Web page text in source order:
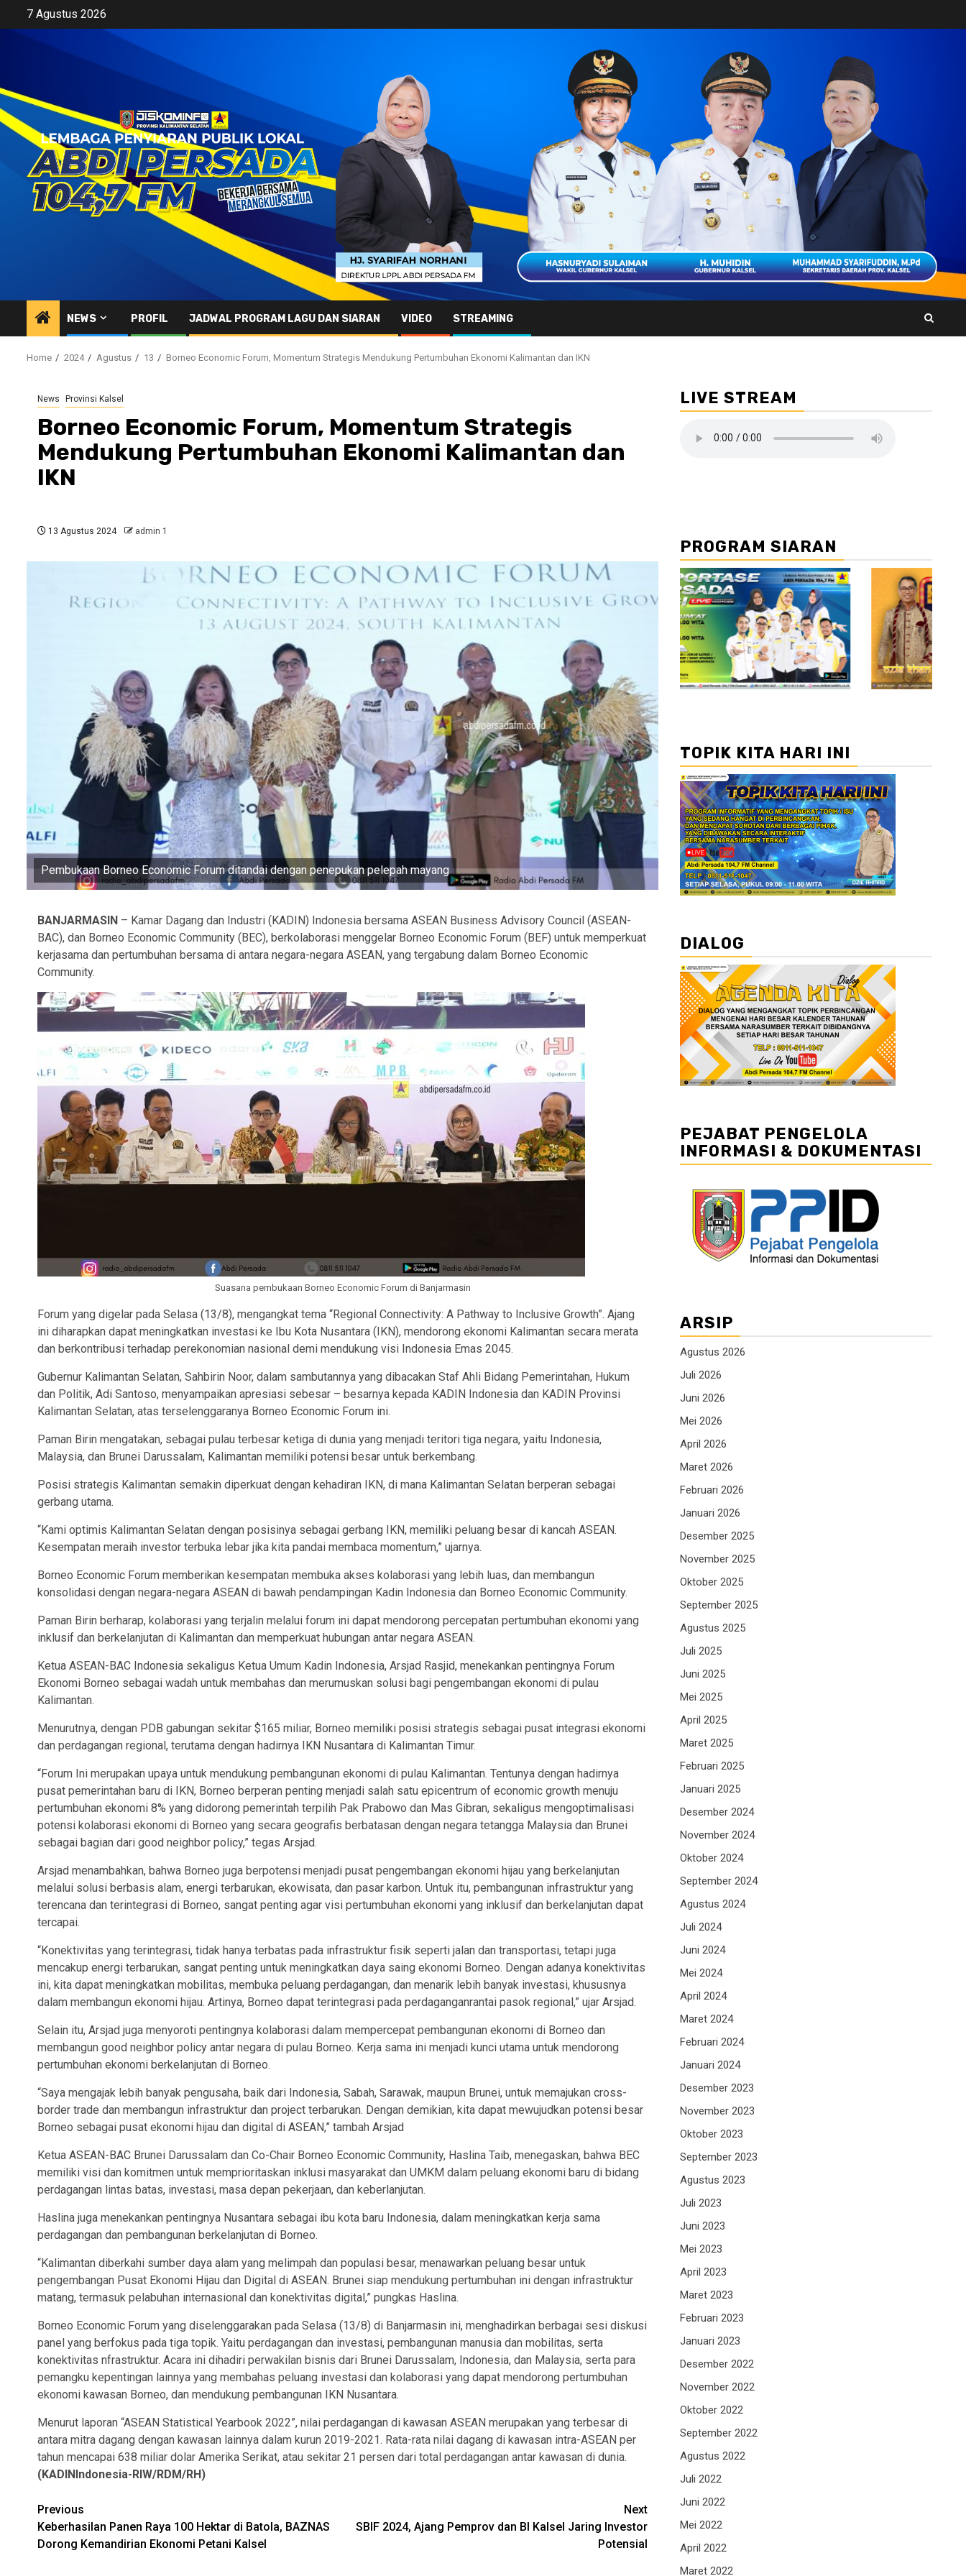
content
7 Agustus 2026
NEWS PROFIL JADWAL PROGRAM LAGU DAN SIARAN VIDEO STREAMING
Home 2024 Agustus 13 Borneo Economic Forum, Momentum Strategis Mendukung Pertumbuhan Ekonomi Kalimantan dan IKN
News Provinsi Kalsel
Borneo Economic Forum, Momentum Strategis
Mendukung Pertumbuhan Ekonomi Kalimantan dan
IKN
13 Agustus 2024 admin 1
Pembukaan Borneo Economic Forum ditandai dengan penepukan pelepah mayang
BANJARMASIN – Kamar Dagang dan Industri (KADIN) Indonesia bersama ASEAN Business Advisory Council (ASEAN-
BAC), dan Borneo Economic Community (BEC), berkolaborasi menggelar Borneo Economic Forum (BEF) untuk memperkuat
kerjasama dan pertumbuhan bersama di antara negara-negara ASEAN, yang tergabung dalam Borneo Economic
Community.
Suasana pembukaan Borneo Economic Forum di Banjarmasin
Forum yang digelar pada Selasa (13/8), mengangkat tema “Regional Connectivity: A Pathway to Inclusive Growth”. Ajang
ini diharapkan dapat meningkatkan investasi ke Ibu Kota Nusantara (IKN), mendorong ekonomi Kalimantan secara merata
dan berkontribusi terhadap perekonomian nasional demi mendukung visi Indonesia Emas 2045.
Gubernur Kalimantan Selatan, Sahbirin Noor, dalam sambutannya yang dibacakan Staf Ahli Bidang Pemerintahan, Hukum
dan Politik, Adi Santoso, menyampaikan apresiasi sebesar – besarnya kepada KADIN Indonesia dan KADIN Provinsi
Kalimantan Selatan, atas terselenggaranya Borneo Economic Forum ini.
Paman Birin mengatakan, sebagai pulau terbesar ketiga di dunia yang menjadi teritori tiga negara, yaitu Indonesia,
Malaysia, dan Brunei Darussalam, Kalimantan memiliki potensi besar untuk berkembang.
Posisi strategis Kalimantan semakin diperkuat dengan kehadiran IKN, di mana Kalimantan Selatan berperan sebagai
gerbang utama.
“Kami optimis Kalimantan Selatan dengan posisinya sebagai gerbang IKN, memiliki peluang besar di kancah ASEAN.
Kesempatan meraih investor terbuka lebar jika kita pandai membaca momentum,” ujarnya.
Borneo Economic Forum memberikan kesempatan membuka akses kolaborasi yang lebih luas, dan membangun
konsolidasi dengan negara-negara ASEAN di bawah pendampingan Kadin Indonesia dan Borneo Economic Community.
Paman Birin berharap, kolaborasi yang terjalin melalui forum ini dapat mendorong percepatan pertumbuhan ekonomi yang
inklusif dan berkelanjutan di Kalimantan dan memperkuat hubungan antar negara ASEAN.
Ketua ASEAN-BAC Indonesia sekaligus Ketua Umum Kadin Indonesia, Arsjad Rasjid, menekankan pentingnya Forum
Ekonomi Borneo sebagai wadah untuk membahas dan merumuskan solusi bagi pengembangan ekonomi di pulau
Kalimantan.
Menurutnya, dengan PDB gabungan sekitar $165 miliar, Borneo memiliki posisi strategis sebagai pusat integrasi ekonomi
dan perdagangan regional, terutama dengan hadirnya IKN Nusantara di Kalimantan Timur.
“Forum Ini merupakan upaya untuk mendukung pembangunan ekonomi di pulau Kalimantan. Tentunya dengan hadirnya
pusat pemerintahan baru di IKN, Borneo berperan penting menjadi salah satu epicentrum of economic growth menuju
pertumbuhan ekonomi 8% yang didorong pemerintah terpilih Pak Prabowo dan Mas Gibran, sekaligus mengoptimalisasi
potensi kolaborasi ekonomi di Borneo yang secara geografis berbatasan dengan negara tetangga Malaysia dan Brunei
sebagai bagian dari good neighbor policy,” tegas Arsjad.
Arsjad menambahkan, bahwa Borneo juga berpotensi menjadi pusat pengembangan ekonomi hijau yang berkelanjutan
melalui solusi berbasis alam, energi terbarukan, ekowisata, dan pasar karbon. Untuk itu, pembangunan infrastruktur yang
terencana dan terintegrasi di Borneo, sangat penting agar visi pertumbuhan ekonomi yang inklusif dan berkelanjutan dapat
tercapai.
“Konektivitas yang terintegrasi, tidak hanya terbatas pada infrastruktur fisik seperti jalan dan transportasi, tetapi juga
mencakup energi terbarukan, sangat penting untuk meningkatkan daya saing ekonomi Borneo. Dengan adanya konektivitas
ini, kita dapat meningkatkan mobilitas, membuka peluang perdagangan, dan menarik lebih banyak investasi, khususnya
dalam membangun ekonomi hijau. Artinya, Borneo dapat terintegrasi pada perdaganganrantai pasok regional,” ujar Arsjad.
Selain itu, Arsjad juga menyoroti pentingnya kolaborasi dalam mempercepat pembangunan ekonomi di Borneo dan
membangun good neighbor policy antar negara di pulau Borneo. Kerja sama ini menjadi kunci utama untuk mendorong
pertumbuhan ekonomi berkelanjutan di Borneo.
“Saya mengajak lebih banyak pengusaha, baik dari Indonesia, Sabah, Sarawak, maupun Brunei, untuk memajukan cross-
border trade dan membangun infrastruktur dan project terbarukan. Dengan demikian, kita dapat mewujudkan potensi besar
Borneo sebagai pusat ekonomi hijau dan digital di ASEAN,” tambah Arsjad
Ketua ASEAN-BAC Brunei Darussalam dan Co-Chair Borneo Economic Community, Haslina Taib, menegaskan, bahwa BEC
memiliki visi dan komitmen untuk memprioritaskan inklusi masyarakat dan UMKM dalam peluang ekonomi baru di bidang
perdagangan lintas batas, investasi, masa depan pekerjaan, dan keberlanjutan.
Haslina juga menekankan pentingnya Nusantara sebagai ibu kota baru Indonesia, dalam meningkatkan kerja sama
perdagangan dan pembangunan berkelanjutan di Borneo.
“Kalimantan diberkahi sumber daya alam yang melimpah dan populasi besar, menawarkan peluang besar untuk
pengembangan Pusat Ekonomi Hijau dan Digital di ASEAN. Brunei siap mendukung pertumbuhan ini dengan infrastruktur
matang, termasuk pelabuhan internasional dan konektivitas digital,” pungkas Haslina.
Borneo Economic Forum yang diselenggarakan pada Selasa (13/8) di Banjarmasin ini, menghadirkan berbagai sesi diskusi
panel yang berfokus pada tiga topik. Yaitu perdagangan dan investasi, pembangunan manusia dan mobilitas, serta
konektivitas nfrastruktur. Acara ini dihadiri perwakilan bisnis dari Brunei Darussalam, Indonesia, dan Malaysia, serta para
pemangku kepentingan lainnya yang membahas peluang investasi dan kolaborasi yang dapat mendorong pertumbuhan
ekonomi kawasan Borneo, dan mendukung pembangunan IKN Nusantara.
Menurut laporan “ASEAN Statistical Yearbook 2022”, nilai perdagangan di kawasan ASEAN merupakan yang terbesar di
antara mitra dagang dengan kawasan lainnya dalam kurun 2019-2021. Rata-rata nilai dagang di kawasan intra-ASEAN per
tahun mencapai 638 miliar dolar Amerika Serikat, atau sekitar 21 persen dari total perdagangan antar kawasan di dunia.
(KADINIndonesia-RIW/RDM/RH)
Continue
Reading
Previous
Keberhasilan Panen Raya 100 Hektar di Batola, BAZNAS
Dorong Kemandirian Ekonomi Petani Kalsel
Next
SBIF 2024, Ajang Pemprov dan BI Kalsel Jaring Investor
Potensial
LIVE STREAM
PROGRAM SIARAN
//1 //2
TOPIK KITA HARI INI
DIALOG
PEJABAT PENGELOLA
INFORMASI & DOKUMENTASI
ARSIP
Agustus 2026
Juli 2026
Juni 2026
Mei 2026
April 2026
Maret 2026
Februari 2026
Januari 2026
Desember 2025
November 2025
Oktober 2025
September 2025
Agustus 2025
Juli 2025
Juni 2025
Mei 2025
April 2025
Maret 2025
Februari 2025
Januari 2025
Desember 2024
November 2024
Oktober 2024
September 2024
Agustus 2024
Juli 2024
Juni 2024
Mei 2024
April 2024
Maret 2024
Februari 2024
Januari 2024
Desember 2023
November 2023
Oktober 2023
September 2023
Agustus 2023
Juli 2023
Juni 2023
Mei 2023
April 2023
Maret 2023
Februari 2023
Januari 2023
Desember 2022
November 2022
Oktober 2022
September 2022
Agustus 2022
Juli 2022
Juni 2022
Mei 2022
April 2022
Maret 2022